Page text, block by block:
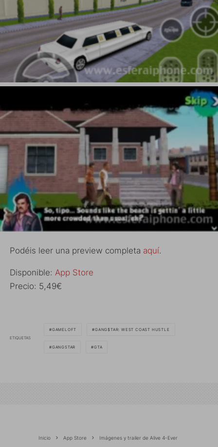
Podéis leer una preview completa aquí.
Disponible: App Store
Precio: 5,49€
ETIQUETAS
GAMELOFT GANG$TAR: WEST COAST HUSTLE
GANGSTAR GTA
Inicio App Store Imágenes y trailer de Alive 4-Ever